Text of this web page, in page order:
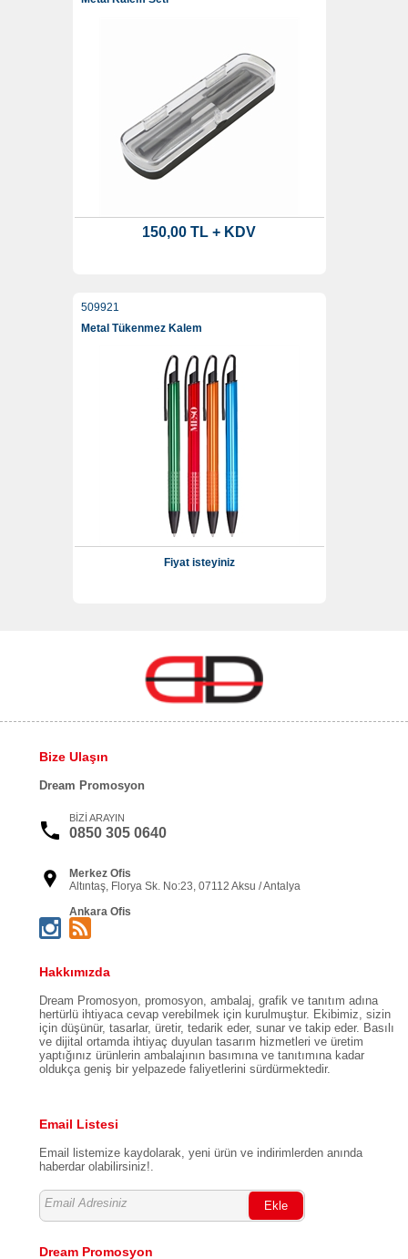
150,00 TL + KDV
509921
Metal Tükenmez Kalem
Fiyat isteyiniz
Bize Ulaşın
Dream Promosyon
BİZİ ARAYIN
0850 305 0640
Merkez Ofis
Altıntaş, Florya Sk. No:23, 07112 Aksu / Antalya
Ankara Ofis
Öveçler, 1335. Sk. Başak Apt No:20 Daire:4, 06460
Çankaya / Ankara
Kükürtlü, Kükürtlü Cd. Yeşilkent Sitesi 72/2 B Blok
İstanbul Ofis
Kemankeş Karamustafa Paşa, Mahallesi, Baş Cerrah Sk.
No:4/3, 34425 Beyoğlu / İstanbul
İzmir Ofis
Adalet, 1594/1. Sk. No: 1 Kat: 2, Daire: 38, 35530
Hakkımızda
Dream Promosyon, promosyon, ambalaj, grafik ve tanıtım adına
hertürlü ihtiyaca cevap verebilmek için kurulmuştur. Ekibimiz, sizin
için düşünür, tasarlar, üretir, tedarik eder, sunar ve takip eder. Basılı
ve dijital ortamda ihtiyaç duyulan tasarım hizmetleri ve üretim
yaptığınız ürünlerin ambalajının basımına ve tanıtımına kadar
oldukça geniş bir yelpazede faliyetlerini sürdürmektedir.
Email Listesi
Email listemize kaydolarak, yeni ürün ve indirimlerden anında
haberdar olabilirsiniz!.
Ekle
Dream Promosyon